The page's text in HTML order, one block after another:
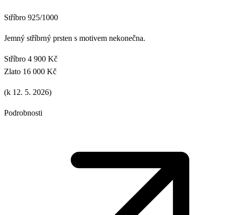
Stříbro 925/1000
Jemný stříbrný prsten s motivem nekonečna.
Stříbro 4 900 Kč
Zlato 16 000 Kč
(k 12. 5. 2026)
Podrobnosti